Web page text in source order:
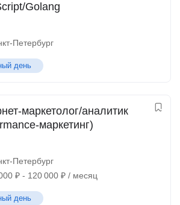
Golang
Петербург
день
маркетолог/аналитик
маркетинг)
Петербург
₽ - 120 000 ₽ / месяц
день